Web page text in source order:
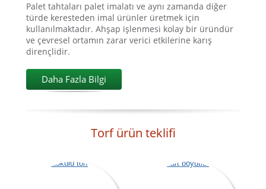
Palet tahtaları palet imalatı ve aynı zamanda diğer
türde keresteden imal ürünler üretmek için
kullanılmaktadır. Ahşap işlenmesi kolay bir üründür
ve çevresel ortamın zarar verici etkilerine karış
dirençlidir.
Daha Fazla Bilgi
Torf ürün teklifi